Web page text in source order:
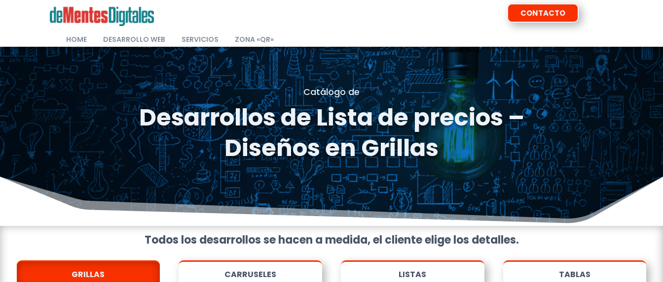
CONTACTO
HOME DESARROLLO WEB SERVICIOS ZONA «QR»
Catálogo de
Desarrollos de Lista de precios –
Diseños en Grillas
Todos los desarrollos se hacen a medida, el cliente elige los detalles.
GRILLAS CARRUSELES LISTAS TABLAS